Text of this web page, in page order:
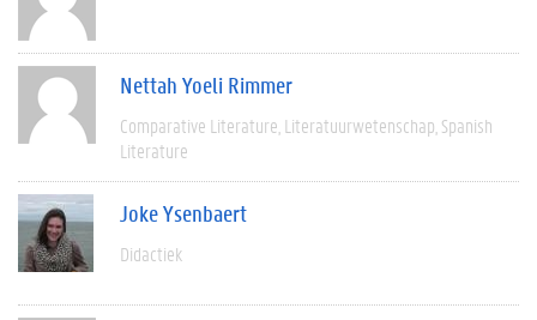
Nettah Yoeli Rimmer
Comparative Literature Literatuurwetenschap Spanish
Literature
Joke Ysenbaert
Didactiek